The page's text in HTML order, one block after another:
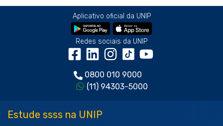
Aplicativo oficial da UNIP
Redes sociais da UNIP
0800 010 9000
(11) 94303-5000
Estude ssss na UNIP